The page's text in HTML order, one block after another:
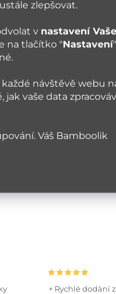
zlepšovat.
v nastavení
na tlačítko "Nastavení
návštěvě webu
jak vaše data
Váš Bamboolik
novorozence ? To
pleny,
jsme došly k
Vyzkoušejte i vy
+ Rychlé dodání